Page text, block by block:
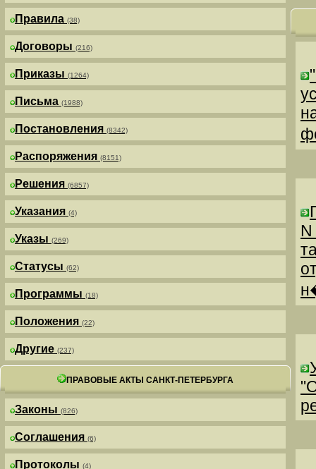
Правила (38)
Договоры (216)
Приказы (1264)
Письма (1988)
Постановления (8342)
Распоряжения (8151)
Решения (6857)
Указания (4)
Указы (269)
Статусы (62)
Программы (18)
Положения (22)
Другие (237)
ПРАВОВЫЕ АКТЫ САНКТ-ПЕТЕРБУРГА
Законы (826)
Соглашения (6)
Протоколы (4)